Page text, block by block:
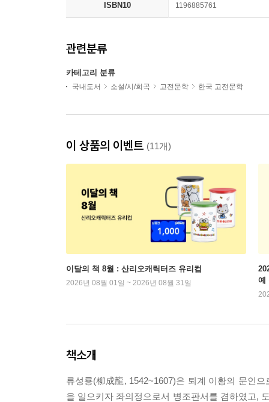
ISBN10 1196885761
관련분류
카테고리 분류
국내도서 소설/시/희곡 고전문학 한국 고전문학
이 상품의 이벤트 (11개)
이달의 책 8월 : 산리오캐릭터즈 유리컵
2026년 08월 01일 ~ 2026년 08월 31일
예
책소개
류성룡(柳成龍, 1542~1607)은 퇴계 이황의 문인
을 일으키자 좌의정으로서 병조판서를 겸하였고,